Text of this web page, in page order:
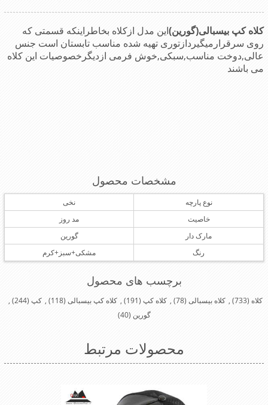
کلاه کپ بیسبالی(گورین)این مدل ازکلاه بخاطراینکه قسمتی که
روی سرقرارمیگیردازتوری تهیه شده مناسب تابستان است جنس
عالی,دوخت مناسب,سبکی,خوش فرمی ازدیگرخصوصیات این کلاه
می باشند
مشخصات محصول
نوع پارچه
نخی
خاصیت
مد روز
مارک دار
گورین
رنگ
مشکی+سبز+کرم
برچسب های محصول
کلاه (733)
, کلاه بیسبالی (78)
, کلاه کپ (191)
, کلاه کپ بیسبالی (118)
, کپ (244)
,
گورین (40)
محصولات مرتبط